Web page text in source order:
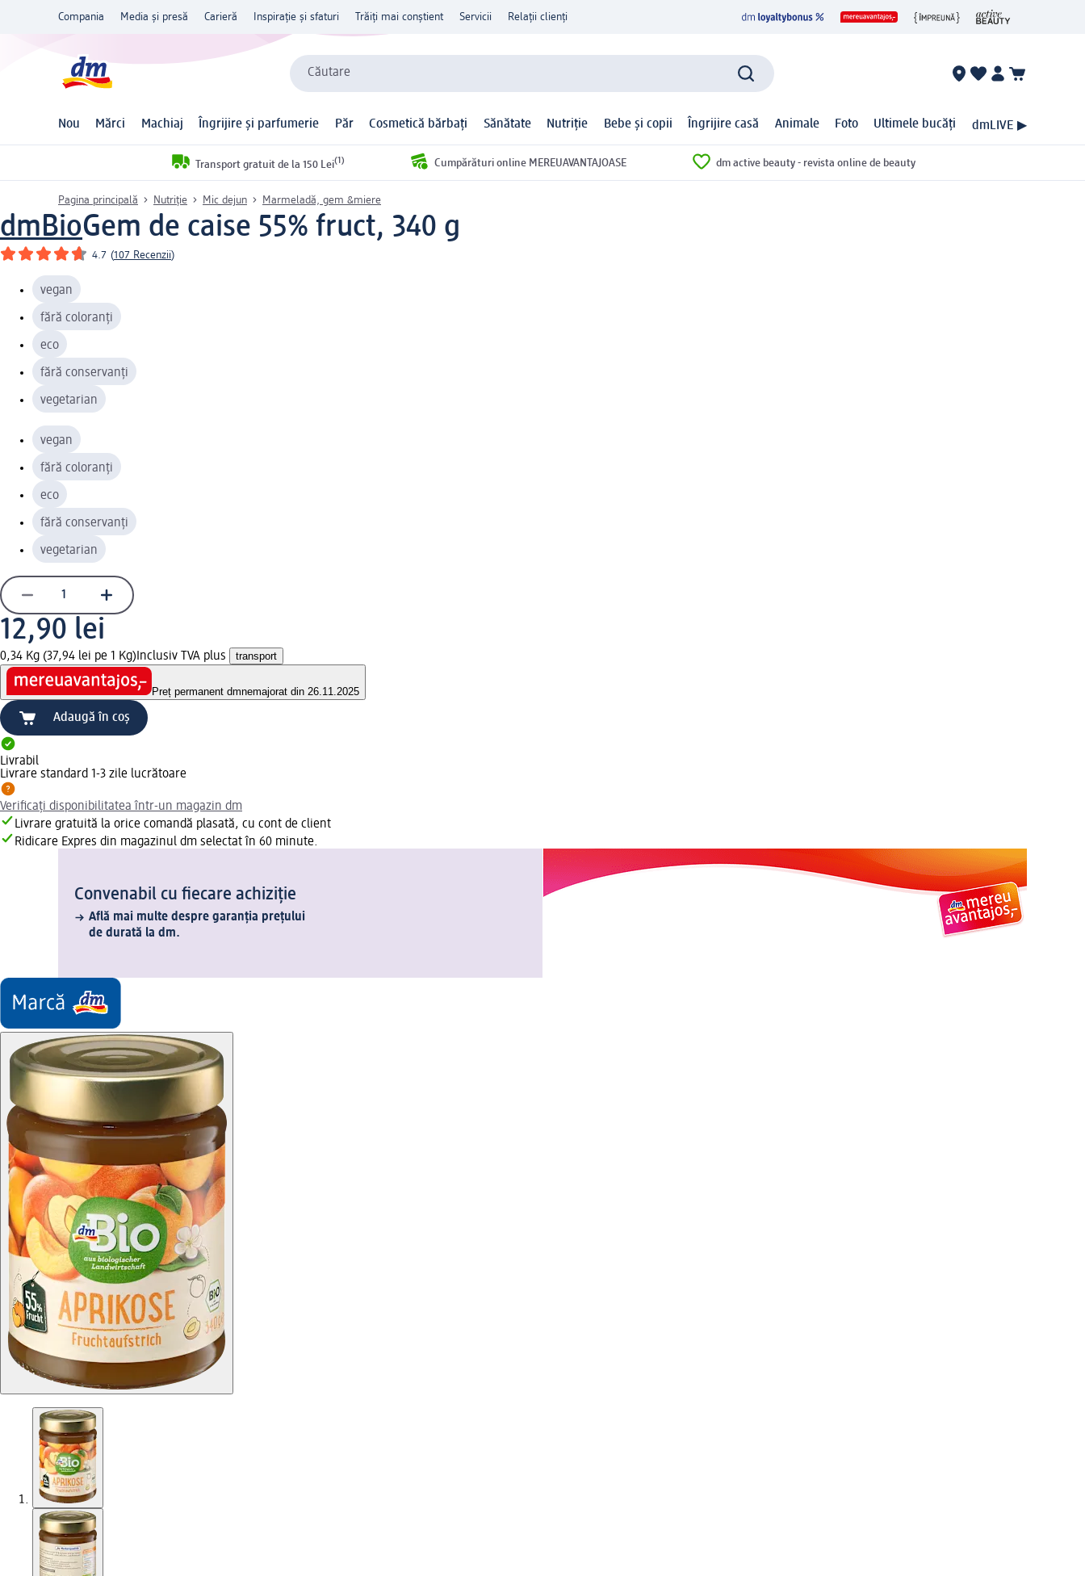
Compania Media și presă Carieră Inspirație și sfaturi Trăiți mai conștient Servicii Relații clienți
Căutare
Nou Mărci Machiaj Îngrijire și parfumerie Păr Cosmetică bărbați Sănătate Nutriție Bebe și copii Îngrijire casă Animale Foto Ultimele bucăți dmLIVE ▶
Transport gratuit de la 150 Lei(1) Cumpărături online MEREUAVANTAJOASE dm active beauty - revista online de beauty
Pagina principală Nutriție Mic dejun Marmeladă, gem &miere
dmBioGem de caise 55% fruct, 340 g
4.7 (107 Recenzii)
vegan
fără coloranți
eco
fără conservanți
vegetarian
vegan
fără coloranți
eco
fără conservanți
vegetarian
12,90 lei
0,34 Kg (37,94 lei pe 1 Kg) Inclusiv TVA plus transport
Preț permanent dmnemajorat din 26.11.2025
Adaugă în coș
Livrabil
Livrare standard 1-3 zile lucrătoare
Verificați disponibilitatea într-un magazin dm
Livrare gratuită la orice comandă plasată, cu cont de client
Ridicare Expres din magazinul dm selectat în 60 minute.
Convenabil cu fiecare achiziție
Află mai multe despre garanția prețului
de durată la dm.